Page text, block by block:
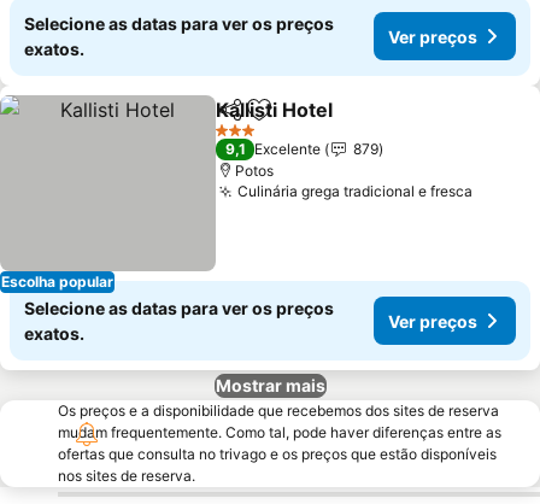
Selecione as datas para ver os preços
exatos.
Ver preços
Escolha popular
PartilharAdicionar aos favoritos
Kallisti Hotel
3 Estrelas
9,1 Excelente
879
Potos
Culinária grega tradicional e fresca
Selecione as datas para ver os preços
exatos.
Ver preços
Mostrar mais
Os preços e a disponibilidade que recebemos dos sites de reserva
mudam frequentemente. Como tal, pode haver diferenças entre as
ofertas que consulta no trivago e os preços que estão disponíveis
nos sites de reserva.